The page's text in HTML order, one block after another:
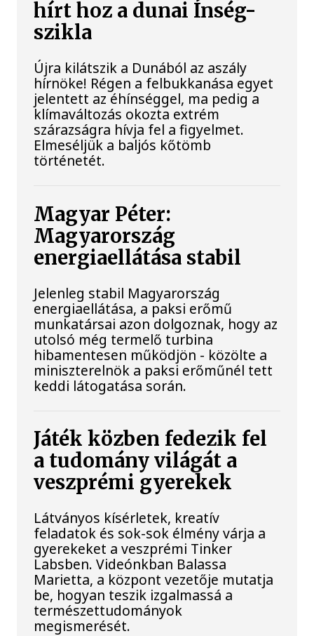
hírt hoz a dunai Ínség-
szikla
Újra kilátszik a Dunából az aszály
hírnöke! Régen a felbukkanása egyet
jelentett az éhínséggel, ma pedig a
klímaváltozás okozta extrém
szárazságra hívja fel a figyelmet.
Elmeséljük a baljós kőtömb
történetét.
Magyar Péter:
Magyarország
energiaellátása stabil
Jelenleg stabil Magyarország
energiaellátása, a paksi erőmű
munkatársai azon dolgoznak, hogy az
utolsó még termelő turbina
hibamentesen működjön - közölte a
miniszterelnök a paksi erőműnél tett
keddi látogatása során.
Játék közben fedezik fel
a tudomány világát a
veszprémi gyerekek
Látványos kísérletek, kreatív
feladatok és sok-sok élmény várja a
gyerekeket a veszprémi Tinker
Labsben. Videónkban Balassa
Marietta, a központ vezetője mutatja
be, hogyan teszik izgalmassá a
természettudományok
megismerését.